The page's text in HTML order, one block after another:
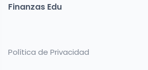
Finanzas Edu
Política de Privacidad